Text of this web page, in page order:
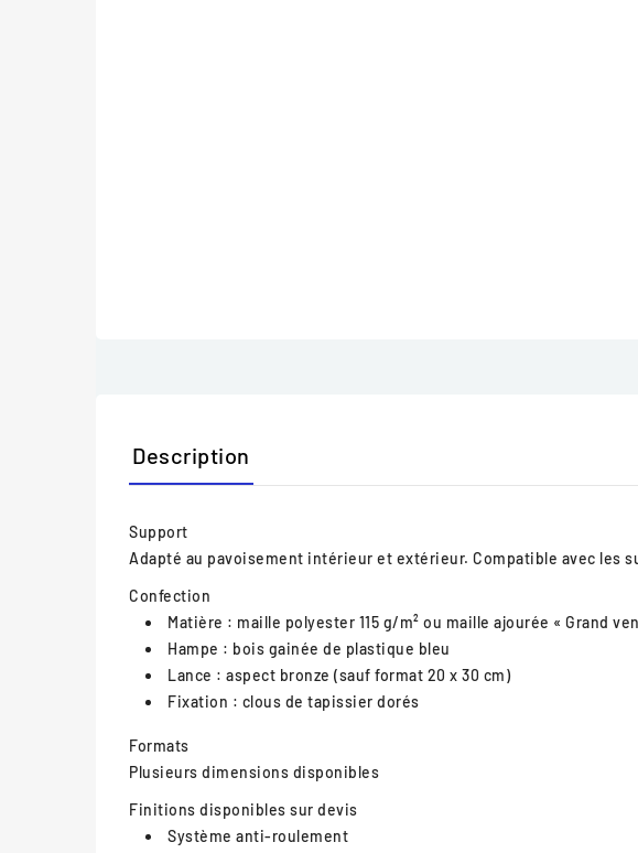
Description
Support
Adapté au pavoisement intérieur et extérieur. Compatible avec les
Confection
Matière : maille polyester 115 g/m² ou maille ajourée « Grand
Hampe : bois gainée de plastique bleu
Lance : aspect bronze (sauf format 20 x 30 cm)
Fixation : clous de tapissier dorés
Formats
Plusieurs dimensions disponibles
Finitions disponibles sur devis
Système anti-roulement